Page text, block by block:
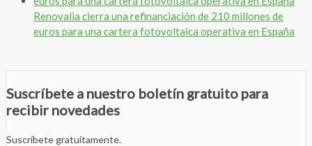
Renovalia cierra una refinanciación de 210 millones de
euros para una cartera fotovoltaica operativa en España
Suscríbete a nuestro boletín gratuito para
recibir novedades
Suscríbete gratuitamente.